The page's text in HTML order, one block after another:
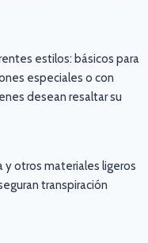
estilos: básicos para
especiales o con
desean resaltar su
y otros materiales ligeros
transpiración